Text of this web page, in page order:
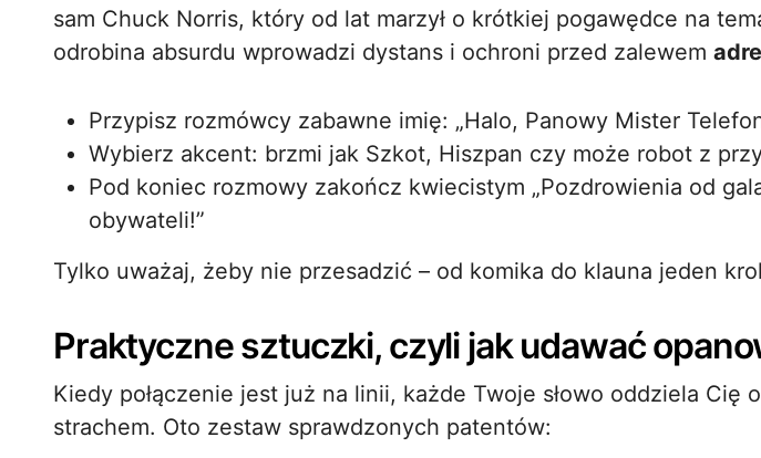
sam Chuck Norris, który od lat marzył o krótkiej pogawędce na
odrobina absurdu wprowadzi dystans i ochroni przed zalewem
Przypisz rozmówcy zabawne imię: „Halo, Panowy Mister
Wybierz akcent: brzmi jak Szkot, Hiszpan czy może robot z
Pod koniec rozmowy zakończ kwiecistym „Pozdrowienia od
obywateli!”
Tylko uważaj, żeby nie przesadzić – od komika do klauna jeden
Praktyczne sztuczki, czyli jak udawać
Kiedy połączenie jest już na linii, każde Twoje słowo oddziela Cię
strachem. Oto zestaw sprawdzonych patentów: